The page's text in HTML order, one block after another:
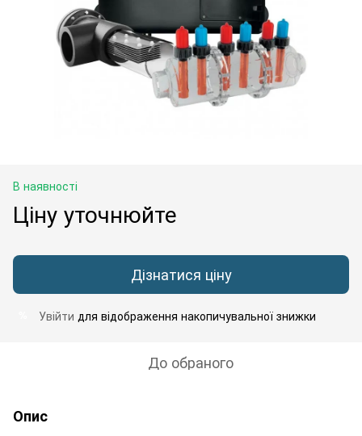
В наявності
Ціну уточнюйте
Дізнатися ціну
Увійти для відображення накопичувальної знижки
До обраного
Опис